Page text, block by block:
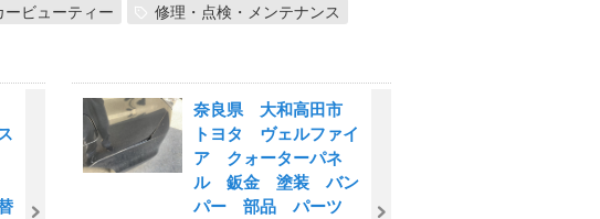
ービューティー 修理・点検・メンテナンス
奈良県 大和高田市
トヨタ ヴェルファイ
ア クォーターパネ
ル 鈑金 塗装 バン
パー 部品 パーツ